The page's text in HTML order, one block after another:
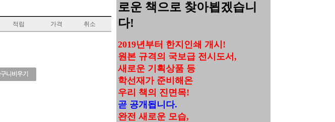
적립 가격
취소
로운 책으로 찾아뵙겠습니
다!
2019년부터 한지인쇄 개시!
원본 규격의 국보급 전시도서,
새로운 기획상품 등
학선재가 준비해온
우리 책의 진면목!
곧 공개됩니다.
완전 새로운 모습,